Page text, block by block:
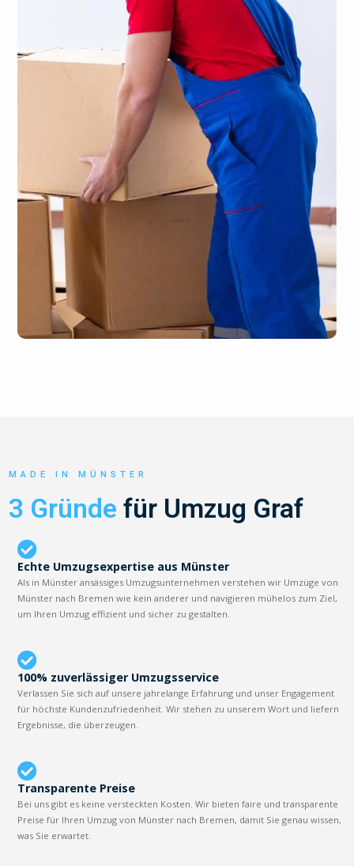
MADE IN MÜNSTER
3 Gründe für Umzug Graf
Echte Umzugsexpertise aus Münster
Als in Münster ansässiges Umzugsunternehmen verstehen wir Umzüge von
Münster nach Bremen wie kein anderer und navigieren mühelos zum Ziel,
um Ihren Umzug effizient und sicher zu gestalten.
100% zuverlässiger Umzugsservice
Verlassen Sie sich auf unsere jahrelange Erfahrung und unser Engagement
für höchste Kundenzufriedenheit. Wir stehen zu unserem Wort und liefern
Ergebnisse, die überzeugen.
Transparente Preise
Bei uns gibt es keine versteckten Kosten. Wir bieten faire und transparente
Preise für Ihren Umzug von Münster nach Bremen, damit Sie genau wissen,
was Sie erwartet.